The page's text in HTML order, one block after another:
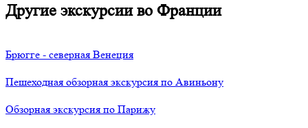
Другие экскурсии во Франции
Брюгге - северная Венеция
Пешеходная обзорная экскурсия по Авиньону
Обзорная экскурсия по Парижу